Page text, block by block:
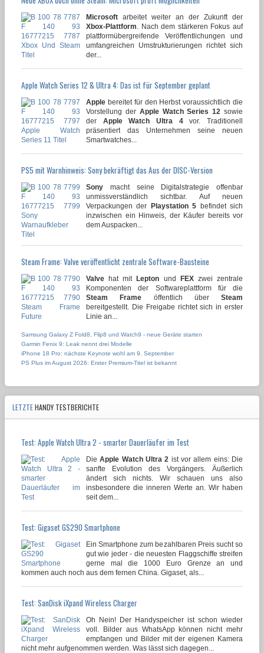
Microsoft arbeitet weiter an der Zukunft der
Xbox-Plattform . Nach dem stärkeren Fokus auf
plattformübergreifende Veröffentlichungen und
umfangreichen Umstrukturierungen richtet sich
der...
Apple Watch Series 12 & Ultra 4: Das ist für September geplant
Apple bereitet für den Herbst voraussichtlich die
Vorstellung der Apple Watch Series 12 sowie
der Apple Watch Ultra 4vor. Traditionell
präsentiert das Unternehmen seine neuen
Smartwatches...
PS5 mit Warnhinweis: Sony bekräftigt das Aus der DISC-Version
Sony macht seine Digitalstrategie offenbar
unmissverständlich sichtbar. Auf neuen
Verpackungen der Playstation 5 befindet sich
inzwischen ein Hinweis, der Käufer bereits vor
dem Auspacken...
Steam Frame: Valve veröffentlicht zentrale Software-Bausteine
Valve hat mitLepton und FEXzwei zentrale
Komponenten der Softwareplattform für die
Steam Frame öffentlich über Steam
bereitgestellt. Die Freigabe richtet sich in erster
Linie an...
Samsung Galaxy Z Fold8, Flip8 und Watch9 - neue Geräte starten
Garmin Fenix 9: Leak nennt drei Modelle
iPhone 18 Pro: nächste Keynote wohl am 9. September
PS Plus im August 2026: Erster Premium-Titel ist bekannt
LETZTEHANDY TESTBERICHTE
Test: Apple Watch Ultra 2 - smarter Dauerläufer im Test
DieApple Watch Ultra 2 ist vor allem eins: Die
sanfte Evolution des Vorgängers. Äußerlich
ändert sich nichts. Wir schauen uns also
insbesondere die inneren Werte an. Wir haben
seit dem...
Test: Gigaset GS290 Smartphone
Ein Smartphone zum bezahlbaren Preis sucht so
gut wie jeder - die neuesten Flaggschiffe streifen
gerne mal die 1000 Euro Grenze an und
kommen auch noch aus dem fernen China. Gigaset, als...
Test: SanDisk iXpand Wireless Charger
Oh Nein! Der Handyspeicher ist schon wieder
voll. Bilder aus WhatsApp können nicht mehr
empfangen und Bilder mit der eigenen Kamera
nicht mehr aufgenommen werden. Was lässt sich dagegen...